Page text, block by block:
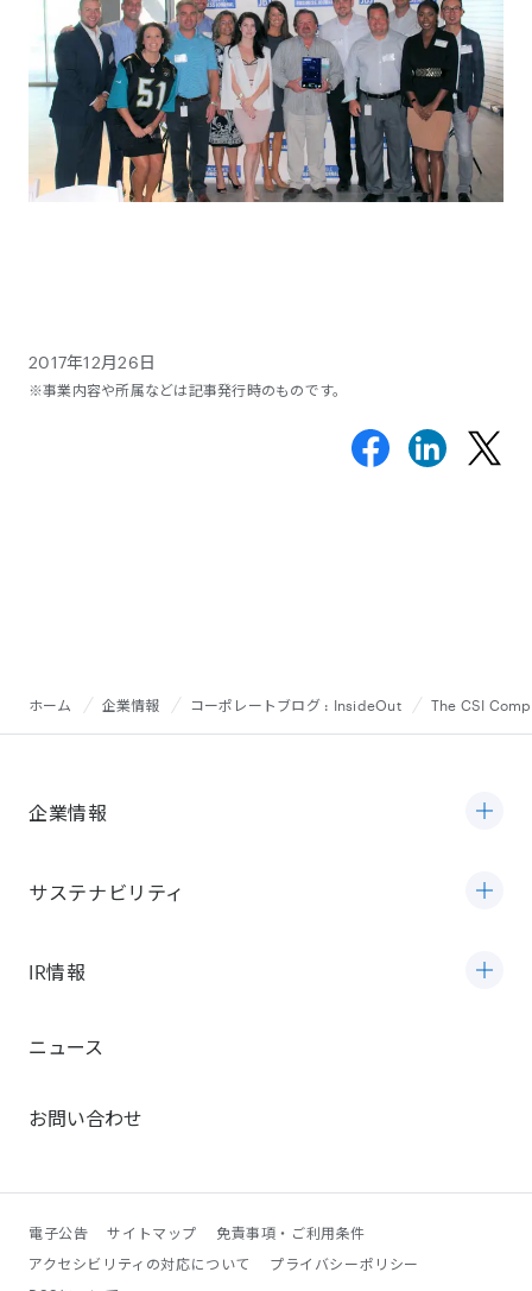
2017年12月26日
※事業内容や所属などは記事発行時のものです。
ホーム 企業情報 コーポレートブログ : InsideOut The CSI
企業情報
サステナビリティ
IR情報
ニュース
お問い合わせ
電子公告 サイトマップ
免責事項・ご利用条件
アクセシビリティの対応について
プライバシーポリシー